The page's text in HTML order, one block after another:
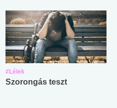
#Lélek
Szorongás teszt